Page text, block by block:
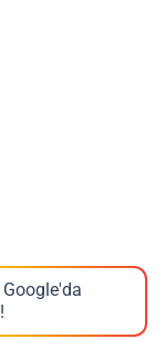
Google'da